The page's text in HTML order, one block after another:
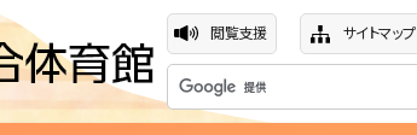
閲覧支援 サイトマップ